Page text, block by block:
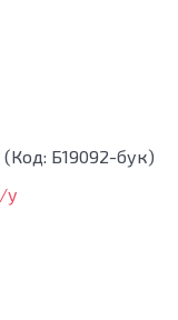
(Код: Б19092-бук)